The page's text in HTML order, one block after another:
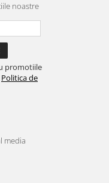
noastre
promotiile
Politica de
media